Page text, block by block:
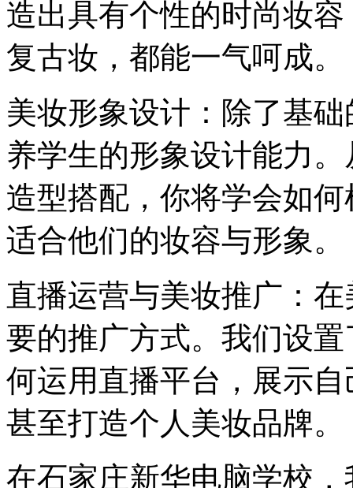
造出具有个性的时尚妆
复古妆，都能一气呵成。
美妆形象设计：除了基
养学生的形象设计能力
造型搭配，你将学会如
适合他们的妆容与形象。
直播运营与美妆推广：
要的推广方式。我们设
何运用直播平台，展示
甚至打造个人美妆品牌。
在石家庄新华电脑学校